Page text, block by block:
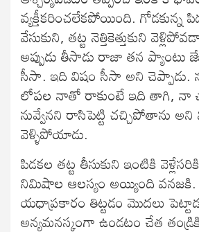
వ్యక్తీకరించలేకపోయింది. గోడకున్న
వేసుకుని, తట్ట నెత్తికెత్తుకుని
అప్పుడు తీసాడు రాజా తన ప్యాంటు
సీసా. ఇది విషం సీసా అని చెప్పాడు.
లోపల నాతో రాకుంటే ఇది తాగి, నా
నువ్వేనని రాసిపెట్టి చచ్చిపోతాను అని
వెళ్ళిపోయాడు.
పిడకల తట్ట తీసుకుని ఇంటికి
నిమిషాల ఆలస్యం అయ్యింది వనజకి.
యధాప్రకారం తిట్టడం మొదలు
అన్యమనస్కంగా ఉండటం చేత తండ్రికి